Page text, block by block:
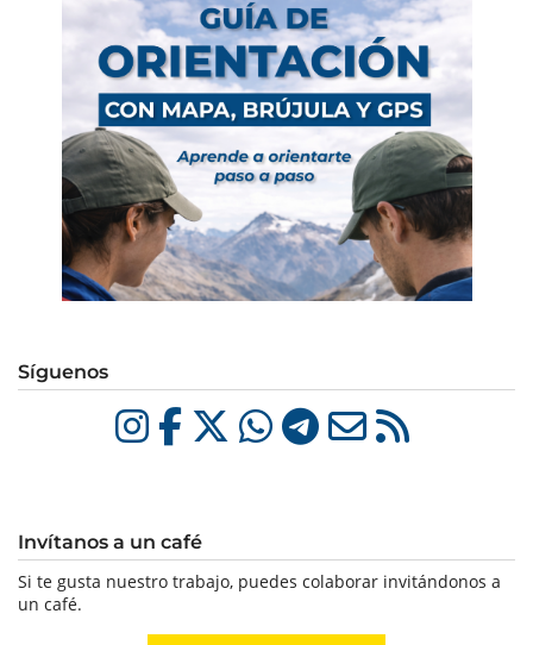
Síguenos
Invítanos a un café
Si te gusta nuestro trabajo, puedes colaborar invitándonos a
un café.